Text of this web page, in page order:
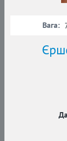
Вага: